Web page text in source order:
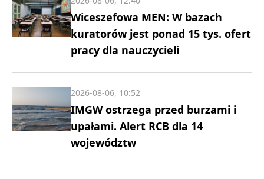
Wiceszefowa MEN: W bazach
kuratorów jest ponad 15 tys. ofert
pracy dla nauczycieli
IMGW ostrzega przed burzami i
upałami. Alert RCB dla 14
województw
2026-08-06, 10:52